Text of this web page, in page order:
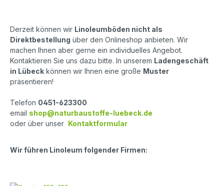
Derzeit können wir Linoleumböden nicht als
Direktbestellung über den Onlineshop anbieten. Wir
machen Ihnen aber gerne ein individuelles Angebot.
Kontaktieren Sie uns dazu bitte. In unserem Ladengeschäft
in Lübeck können wir Ihnen eine große Muster
präsentieren!
Telefon 0451-623300
email shop@naturbaustoffe-luebeck.de
oder über unser Kontaktformular
Wir führen Linoleum folgender Firmen: